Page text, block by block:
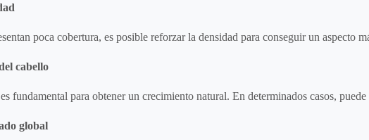
poca cobertura, es posible reforzar la densidad para conseguir un aspecto
cabello
fundamental para obtener un crecimiento natural. En determinados casos,
global